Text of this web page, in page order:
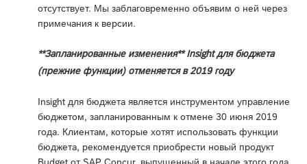
отсутствует. Мы заблаговременно объявим о ней через
примечания к версии.
**Запланированные изменения** Insight для бюджета
(прежние функции) отменяется в 2019 году
Insight для бюджета является инструментом управление
бюджетом, запланированным к отмене 30 июня 2019
года. Клиентам, которые хотят использовать функции
бюджета, рекомендуется приобрести новый продукт